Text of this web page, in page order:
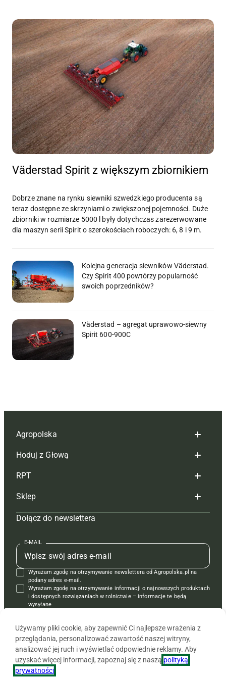
Väderstad Spirit z większym zbiornikiem
Dobrze znane na rynku siewniki szwedzkiego producenta są
teraz dostępne ze skrzyniami o zwiększonej pojemności. Duże
zbiorniki w rozmiarze 5000 l były dotychczas zarezerwowane
dla maszyn serii Spirit o szerokościach roboczych: 6, 8 i 9 m.
Kolejna generacja siewników Väderstad.
Czy Spirit 400 powtórzy popularność
swoich poprzedników?
Väderstad – agregat uprawowo-siewny
Spirit 600-900C
Agropolska
Redakcja
Reklama
Tagi
Mapa serwisu
Kontakt
Regulamin
Polityka prywatności
Hoduj z Głową
Hoduj z głową bydło
Hoduj z głową świnie
Prenumerata
Redakcja
Kontakt
Reklama
RPT
Redakcja
Prenumerata
Reklama
Kontakt
Krzyżówki
Sklep
Czasopisma i prenumerata
Książki
Regulamin
Dołącz do newslettera
E-MAIL
Wyrażam zgodę na otrzymywanie newslettera od Agropolska.pl na
podany adres e-mail.
Wyrażam zgodę na otrzymywanie informacji o najnowszych produktach
i dostępnych rozwiązaniach w rolnictwie – informacje te będą
wysyłane
Używamy pliki cookie, aby zapewnić Ci najlepsze wrażenia z
przeglądania, personalizować zawartość naszej witryny,
analizować jej ruch i wyświetlać odpowiednie reklamy. Aby
uzyskać więcej informacji, zapoznaj się z naszą polityką
prywatności